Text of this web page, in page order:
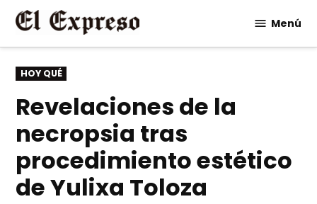
Saltar
contenido
Menú
PUBLICADO
EN
HOY QUÉ
Revelaciones de la
necropsia tras
procedimiento estético
de Yulixa Toloza